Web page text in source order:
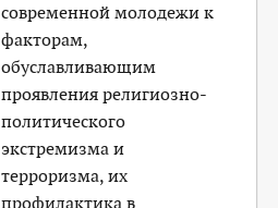
современной молодежи к
факторам,
обуславливающим
проявления религиозно-
политического
экстремизма и
терроризма, их
профилактика в